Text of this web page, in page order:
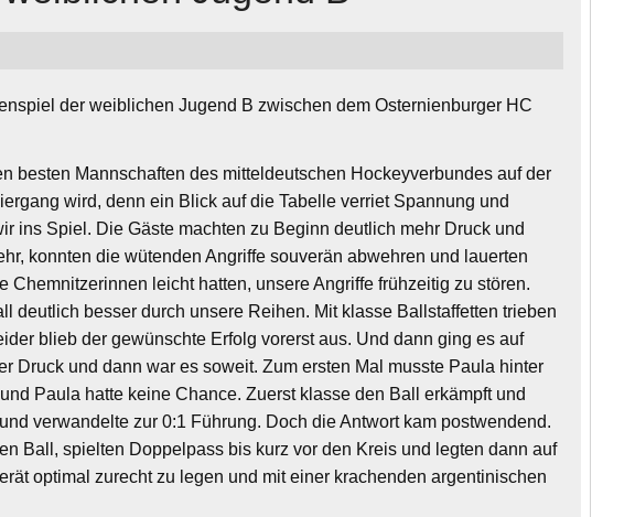
der weiblichen Jugend B zwischen dem Osternienburger HC
besten Mannschaften des mitteldeutschen Hockeyverbundes auf der
wird, denn ein Blick auf die Tabelle verriet Spannung und
ins Spiel. Die Gäste machten zu Beginn deutlich mehr Druck und
konnten die wütenden Angriffe souverän abwehren und lauerten
leicht hatten, unsere Angriffe frühzeitig zu stören.
deutlich besser durch unsere Reihen. Mit klasse Ballstaffetten trieben
blieb der gewünschte Erfolg vorerst aus. Und dann ging es auf
Druck und dann war es soweit. Zum ersten Mal musste Paula hinter
Paula hatte keine Chance. Zuerst klasse den Ball erkämpft und
verwandelte zur 0:1 Führung. Doch die Antwort kam postwendend.
Ball, spielten Doppelpass bis kurz vor den Kreis und legten dann auf
optimal zurecht zu legen und mit einer krachenden argentinischen